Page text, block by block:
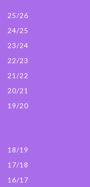
25/26
24/25
23/24
22/23
21/22
20/21
19/20
18/19
17/18
16/17